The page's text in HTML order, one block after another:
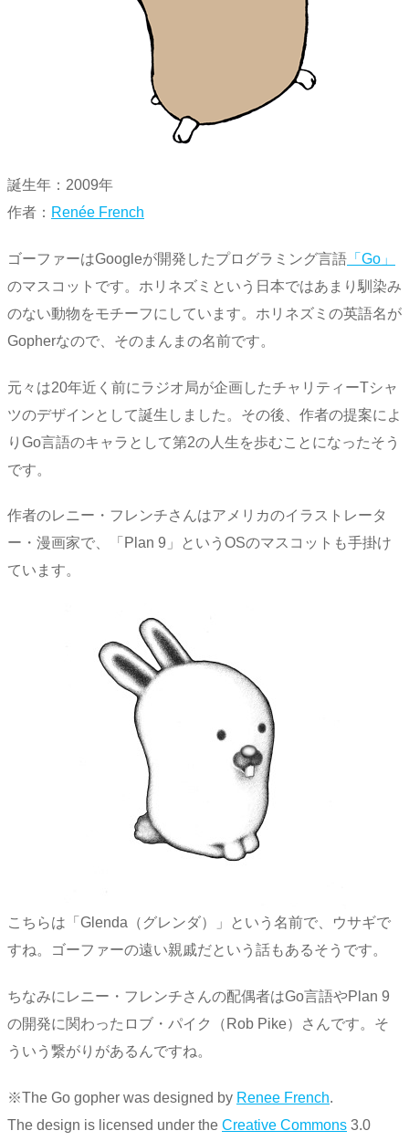
誕生年：2009年
作者： Renée French
ゴーファーはGoogleが開発したプログラミング言語 「Go」
のマスコットです。ホリネズミという日本ではあまり馴染み
のない動物をモチーフにしています。ホリネズミの英語名が
Gopherなので、そのまんまの名前です。
元々は20年近く前にラジオ局が企画したチャリティーTシャ
ツのデザインとして誕生しました。その後、作者の提案によ
りGo言語のキャラとして第2の人生を歩むことになったそう
です。
作者のレニー・フレンチさんはアメリカのイラストレータ
ー・漫画家で、「Plan 9」というOSのマスコットも手掛け
ています。
こちらは「Glenda（グレンダ）」という名前で、ウサギで
すね。ゴーファーの遠い親戚だという話もあるそうです。
ちなみにレニー・フレンチさんの配偶者はGo言語やPlan 9
の開発に関わったロブ・パイク（Rob Pike）さんです。そ
ういう繋がりがあるんですね。
※The Go gopher was designed by Renee French.
The design is licensed under the Creative Commons 3.0